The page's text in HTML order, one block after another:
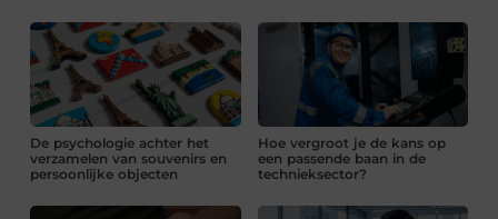
De psychologie achter het
verzamelen van souvenirs en
persoonlijke objecten
Hoe vergroot je de kans op
een passende baan in de
technieksector?